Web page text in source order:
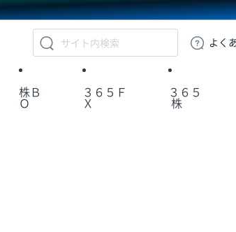
GMOクリック
よく
株Ｂ
Ｏ
３６５Ｆ
Ｘ
３６５
株